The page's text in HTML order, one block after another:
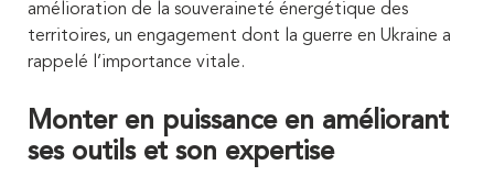
amélioration de la souveraineté énergétique des
territoires, un engagement dont la guerre en Ukraine a
rappelé l’importance vitale.
Monter en puissance en améliorant
ses outils et son expertise